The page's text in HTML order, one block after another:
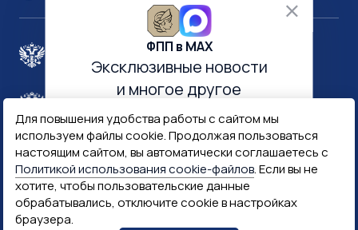
Для повышения удобства работы с сайтом мы
используем файлы cookie. Продолжая пользоваться
настоящим сайтом, вы автоматически соглашаетесь с
Политикой использования cookie-файлов. Если вы не
хотите, чтобы пользовательские данные
обрабатывались, отключите cookie в настройках
браузера.
Правительство России
Госуслуги Госключ
Госслужба
ФПП в МАХ
Эксклюзивные новости
и многое другое